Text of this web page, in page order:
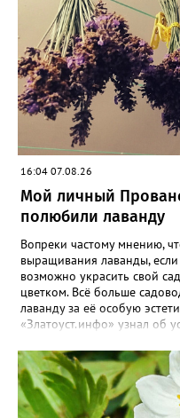
16:04 07.08.26
Мой личный
полюбили лаванду
Вопреки частому мнению,
выращивания лаванды,
возможно украсить свой
цветком. Всё больше
лаванду за её особую
«Златоуст.инфо» узнал об
семян (на фото), - отметила
дома Екатерина Бойко. –
низины этот цветок не
радует меня. Соседи